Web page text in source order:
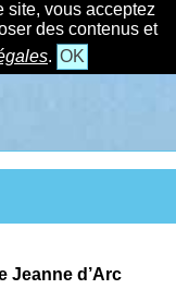
site, vous acceptez
des contenus et
. OK
Jeanne d’Arc